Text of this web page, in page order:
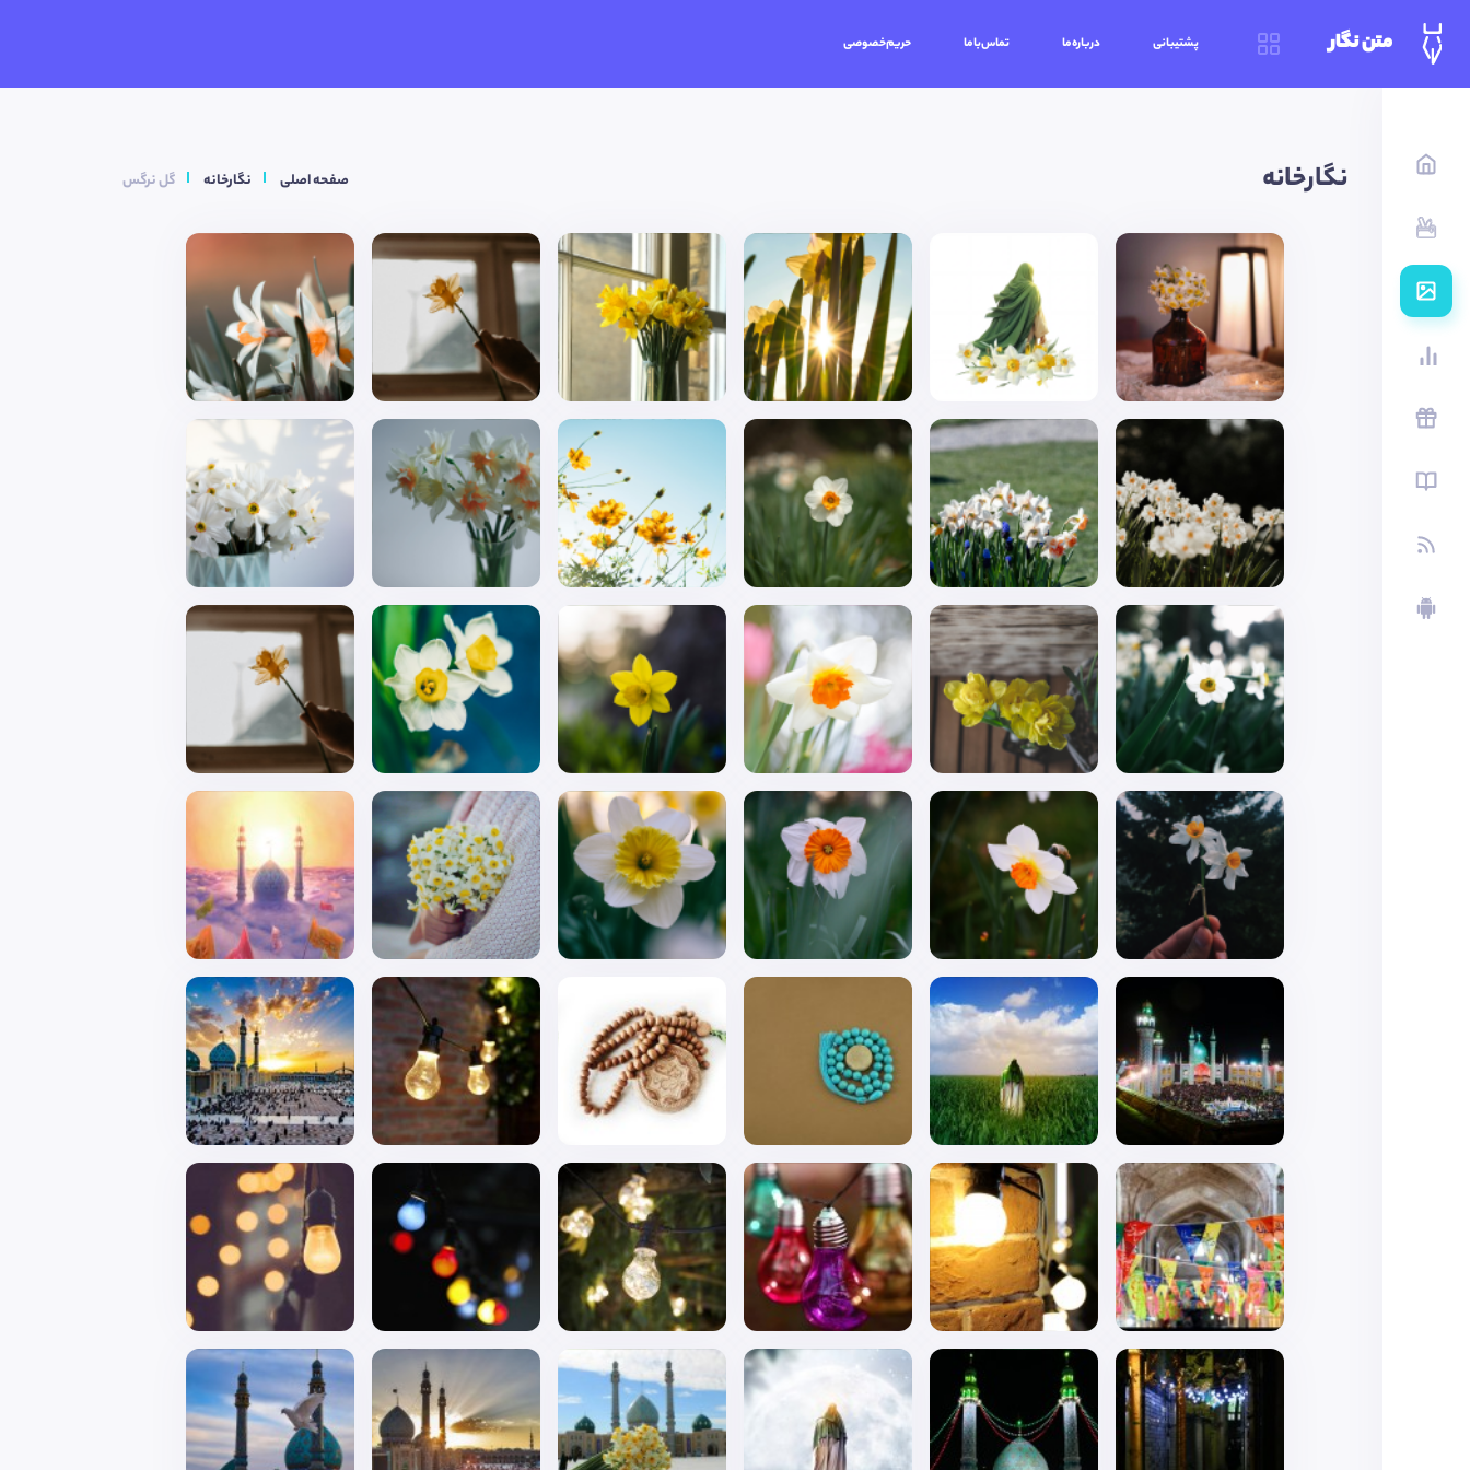
متن نگار پشتیبانی درباره‌ما تماس‌باما حریم‌خصوصی
نگارخانه صفحه اصلی نگارخانه گل نرگس